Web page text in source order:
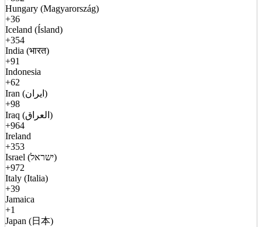
Hungary (Magyarország)
+36
Iceland (Ísland)
+354
India (भारत)
+91
Indonesia
+62
Iran (ایران)
+98
Iraq (العراق)
+964
Ireland
+353
Israel (ישראל)
+972
Italy (Italia)
+39
Jamaica
+1
Japan (日本)